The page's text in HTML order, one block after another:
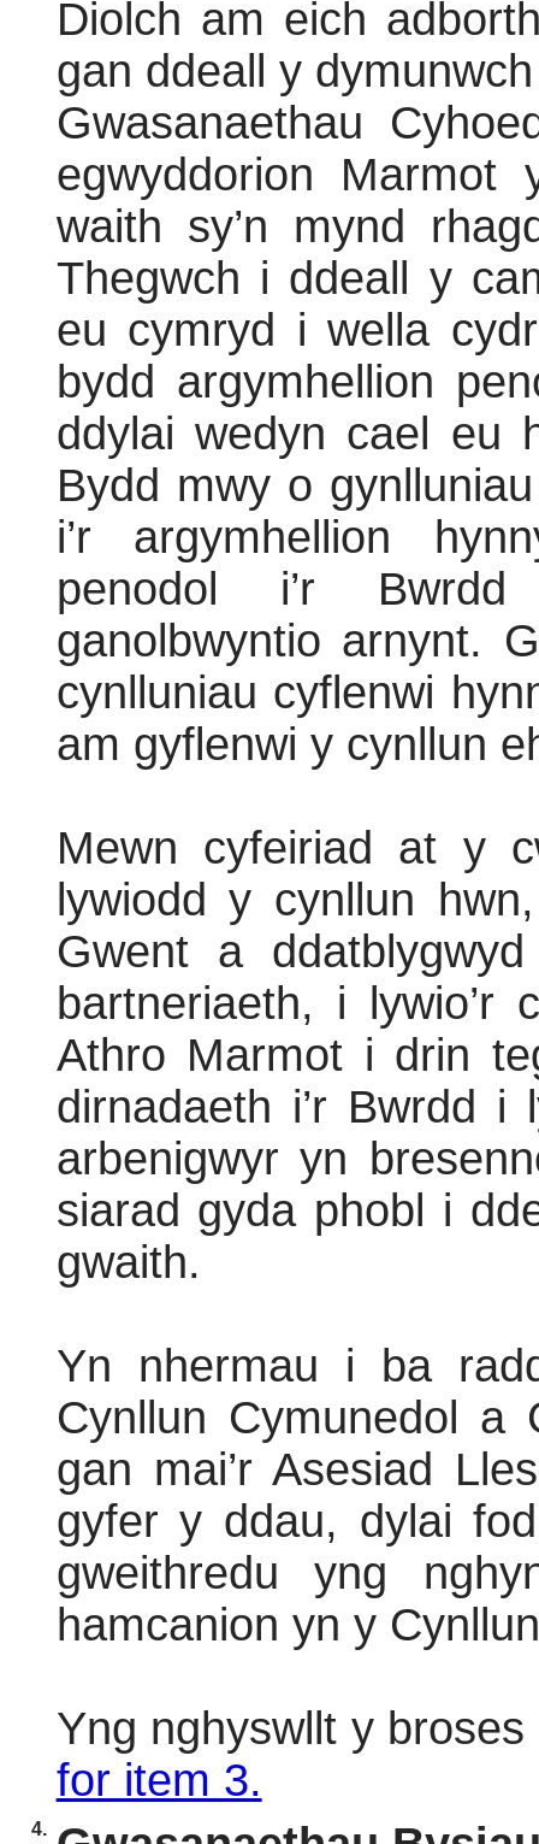
Diolch am eich
gan ddeall y
Gwasanaethau
egwyddorion
waith sy’n mynd
Thegwch i ddeall y
eu cymryd i wella
bydd argymhellion
ddylai wedyn cael eu
Bydd mwy o
i’r argymhellion
penodol i’r Bwrdd
ganolbwyntio arnynt.
cynlluniau cyflenwi
am gyflenwi y cynllun
Mewn cyfeiriad at y
lywiodd y cynllun
Gwent a
bartneriaeth, i lywio’r
Athro Marmot i drin
dirnadaeth i’r Bwrdd i
arbenigwyr yn
siarad gyda phobl i
gwaith.
Yn nhermau i ba
Cynllun Cymunedol a
gan mai’r Asesiad
gyfer y ddau, dylai
gweithredu yng
hamcanion yn y
Yng nghyswllt y
for item 3.
4.